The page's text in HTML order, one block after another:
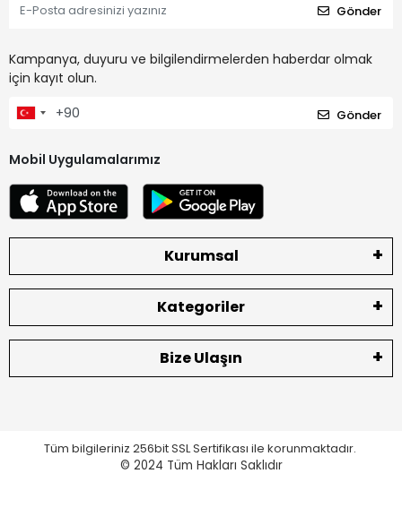
Gönder
Kampanya, duyuru ve bilgilendirmelerden haberdar olmak
için kayıt olun.
Gönder
Mobil Uygulamalarımız
Kurumsal
Kategoriler
Bize Ulaşın
Tüm bilgileriniz 256bit SSL Sertifikası ile korunmaktadır.
© 2024 Tüm Hakları Saklıdır